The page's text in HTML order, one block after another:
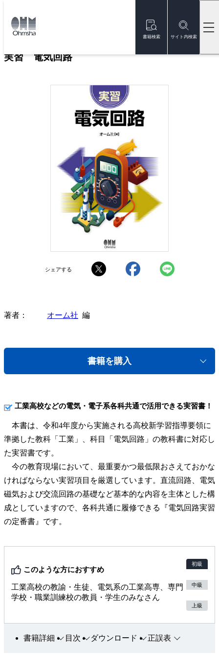
書籍検索 サイト内検索
トップ
実習 電気回路
シェアする
著者 オーム社 編
書籍を購入
工業高校などの電気・電子系各科共通で活用できる実習書！
本書は、令和4年度から実施される高校新学習指導要領に
準拠した教科「工業」、科目「電気回路」の教科書に対応し
た実習書です。
今の教育現場において、最重要かつ最低限おさえておかな
ければならない実習項目を厳選しています。直流回路、電気
磁気および交流回路の基礎など基本的な内容を主体とした構
成としていますので、各科共通に履修できる『電気回路実習
の定番書』です。
このような方におすすめ
工業高校の教諭・生徒、電気系の工業高専、専門
学校・職業訓練校の教員・学生のみなさん
初級
中級
上級
書籍詳細 目次 ダウンロード 正誤表